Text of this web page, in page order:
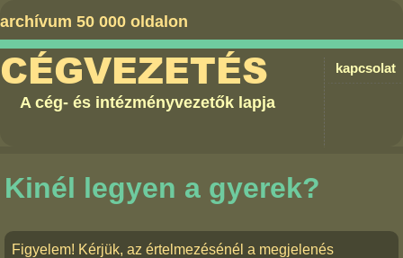
archívum 50 000 oldalon
kapcsolat
CÉGVEZETÉS
A cég- és intézményvezetők lapja
Kinél legyen a gyerek?
Figyelem! Kérjük, az értelmezésénél a megjelenés